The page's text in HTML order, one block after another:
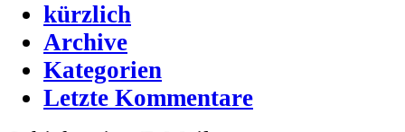
kürzlich
Archive
Kategorien
Letzte Kommentare